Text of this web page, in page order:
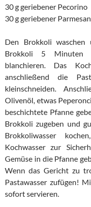
30 g geriebener Pecorino
30 g geriebener Parmesan
Den Brokkoli waschen
Brokkoli 5 Minuten
blanchieren. Das
anschließend die
kleinschneiden.
Olivenöl, etwas
beschichtete Pfanne
Brokkoli zugeben und
Brokkoliwasser
Kochwasser zur
Gemüse in die Pfanne
Wenn das Gericht zu
Pastawasser zufügen!
sofort servieren.